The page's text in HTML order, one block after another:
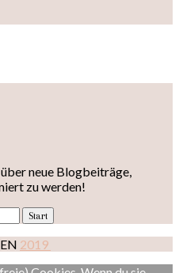
neue Blogbeiträge,
zu werden!
2019